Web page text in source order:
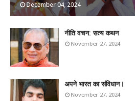
December 04, 2024
​नीति वचन: सत्य कथन
November 27, 2024
अपने भारत का संविधान।
November 27, 2024